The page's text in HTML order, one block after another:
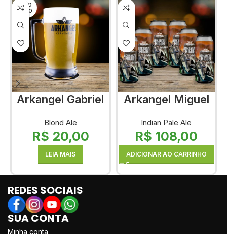
ESGO
TADO
Arkangel Gabriel
Blond Ale
R$ 20,00
LEIA MAIS
Arkangel Miguel
Indian Pale Ale
R$ 108,00
ADICIONAR AO CARRINHO
REDES SOCIAIS
SUA CONTA
Minha conta